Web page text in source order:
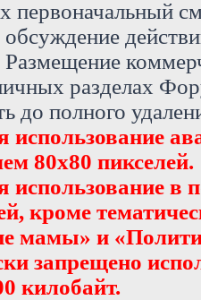
первоначальный
обсуждение
Размещение
разделах
до полного
использование
80х80 пикселей.
использование в
кроме
мамы» и
запрещено
килобайт.